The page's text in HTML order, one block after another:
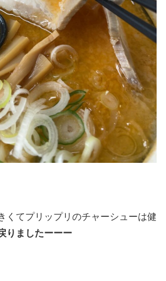
くてプリップリのチャーシューは健
りましたーーー